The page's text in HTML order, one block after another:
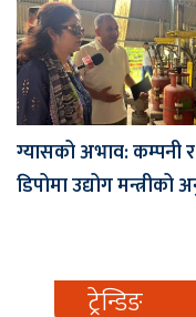
ग्यासको अभाव: कम्पनी र
डिपोमा उद्योग
ट्रेन्डिङ